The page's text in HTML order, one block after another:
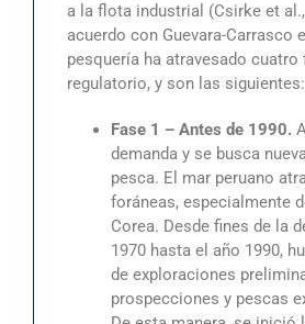
a la flota industrial (Csirke et
acuerdo con Guevara-Carrasco
pesquería ha atravesado cuatro
regulatorio, y son las siguientes:
Fase 1 – Antes de 1990.
demanda y se busca
pesca. El mar peruano
foráneas, especialmente
Corea. Desde fines de la
1970 hasta el año 1990,
de exploraciones
prospecciones y pescas